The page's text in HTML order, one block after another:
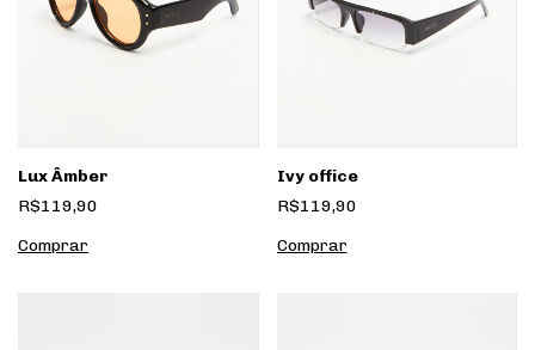
Lux Âmber
R$119,90
Ivy office
R$119,90